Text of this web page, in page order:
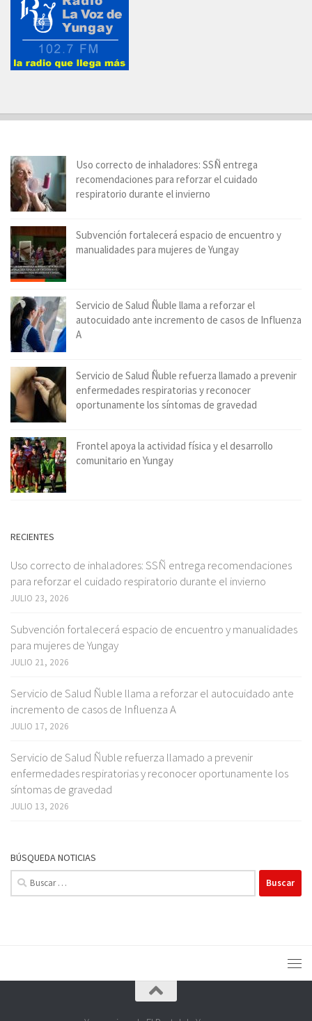
Uso correcto de inhaladores: SSÑ entrega
recomendaciones para reforzar el cuidado
respiratorio durante el invierno
Subvención fortalecerá espacio de encuentro y
manualidades para mujeres de Yungay
Servicio de Salud Ñuble llama a reforzar el
autocuidado ante incremento de casos de Influenza
A
Servicio de Salud Ñuble refuerza llamado a prevenir
enfermedades respiratorias y reconocer
oportunamente los síntomas de gravedad
Frontel apoya la actividad física y el desarrollo
comunitario en Yungay
RECIENTES
Uso correcto de inhaladores: SSÑ entrega recomendaciones
para reforzar el cuidado respiratorio durante el invierno
JULIO 23, 2026
Subvención fortalecerá espacio de encuentro y manualidades
para mujeres de Yungay
JULIO 21, 2026
Servicio de Salud Ñuble llama a reforzar el autocuidado ante
incremento de casos de Influenza A
JULIO 17, 2026
Servicio de Salud Ñuble refuerza llamado a prevenir
enfermedades respiratorias y reconocer oportunamente los
síntomas de gravedad
JULIO 13, 2026
BÚSQUEDA NOTICIAS
Buscar: